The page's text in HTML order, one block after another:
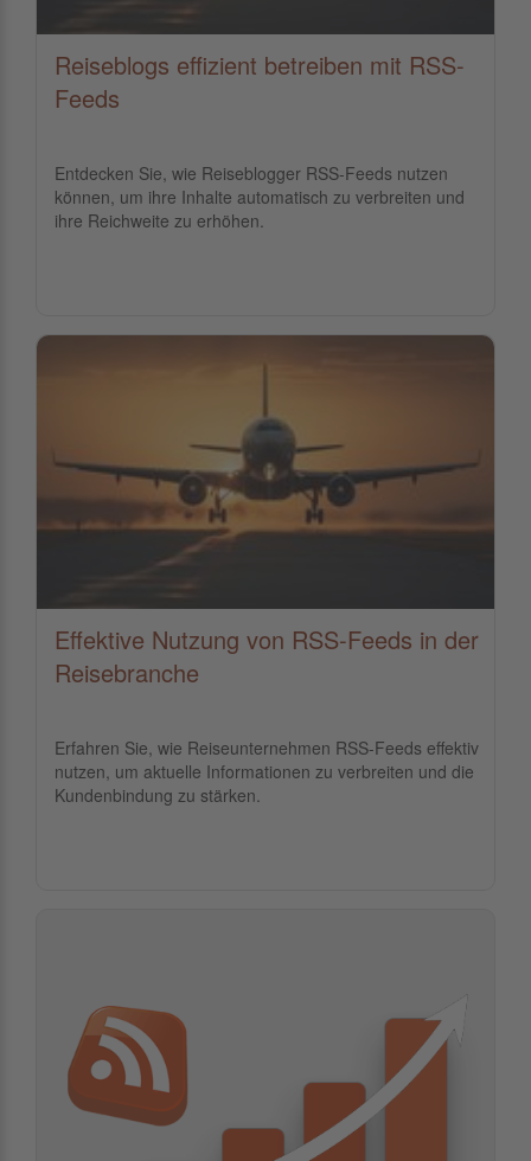
Reiseblogs effizient betreiben mit RSS-
Feeds
Entdecken Sie, wie Reiseblogger RSS-Feeds nutzen
können, um ihre Inhalte automatisch zu verbreiten und
ihre Reichweite zu erhöhen.
Effektive Nutzung von RSS-Feeds in der
Reisebranche
Erfahren Sie, wie Reiseunternehmen RSS-Feeds effektiv
nutzen, um aktuelle Informationen zu verbreiten und die
Kundenbindung zu stärken.